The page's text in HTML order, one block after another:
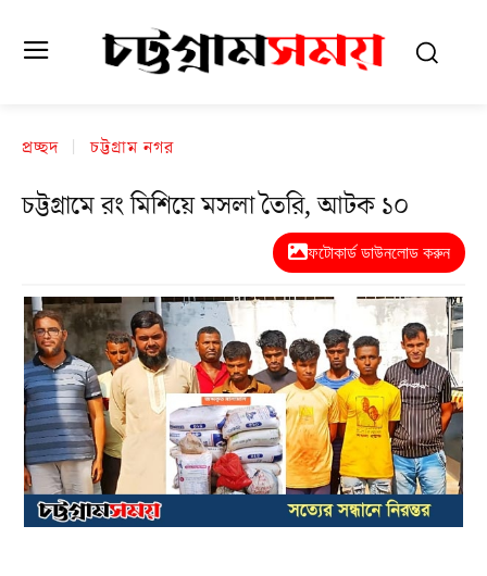
প্রচ্ছদ চট্টগ্রাম নগর
চট্টগ্রামে রং মিশিয়ে মসলা তৈরি, আটক ১০
ফটোকার্ড ডাউনলোড করুন